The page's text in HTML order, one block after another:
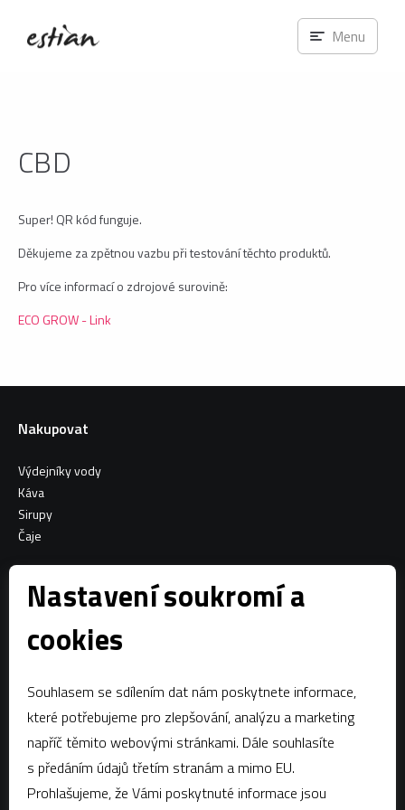
Nastavení soukromí a
cookies
Souhlasem se sdílením dat nám poskytnete informace,
které potřebujeme pro zlepšování, analýzu a marketing
napříč těmito webovými stránkami. Dále souhlasíte
s předáním údajů třetím stranám a mimo EU.
Prohlašujeme, že Vámi poskytnuté informace jsou
CBD
Super! QR kód funguje.
Děkujeme za zpětnou vazbu při testování těchto produktů.
Pro více informací o zdrojové surovině:
ECO GROW - Link
Nakupovat
Výdejníky vody
Káva
Sirupy
Čaje
Facebook
Kontaktujte nás
estian@estian.cz
Menu